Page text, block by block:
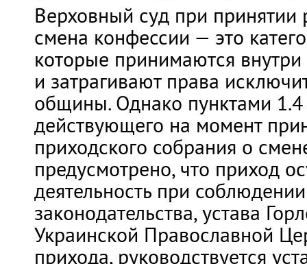
Верховный суд при принятии
смена конфессии — это
которые принимаются
и затрагивают права
общины. Однако пунктами 1.4
действующего на момент
приходского собрания о
предусмотрено, что приход
деятельность при
законодательства, устава
Украинской Православной
прихода, руководствуется